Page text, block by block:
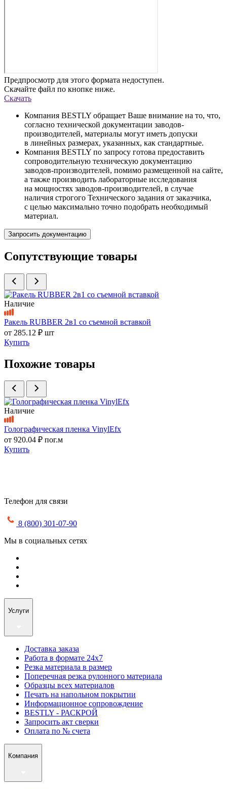
Предпросмотр для этого формата недоступен.
Скачайте файл по кнопке ниже.
Скачать
Компания BESTLY обращает Ваше внимание на то, что,
согласно технической документации заводов-
производителей, материалы могут иметь допуски
в линейных размерах, указанных, как стандартные.
Компания BESTLY по запросу готова предоставить
сопроводительную техническую документацию
заводов-производителей, помимо размещенной на сайте,
а также производить лабораторные исследования
на мощностях заводов-производителей, в случае
наличия строгого Технического задания от заказчика,
с целью максимально точно подобрать необходимый
материал.
Запросить документацию
Сопутствующие товары
Наличие
Ракель RUBBER 2в1 со съемной вставкой
от 285.12 ₽ шт
Купить
Похожие товары
Наличие
Голографическая пленка VinylEfx
от 920.04 ₽ пог.м
Купить
Телефон для связи
8 (800) 301-07-90
Мы в социальных сетях
Услуги
Доставка заказа
Работа в формате 24х7
Резка материала в размер
Поперечная резка рулонного материала
Образцы всех материалов
Печать на напольном покрытии
Информационное сопровождение
BESTLY - РАСКРОЙ
Запросить акт сверки
Оплата по № счета
Компания